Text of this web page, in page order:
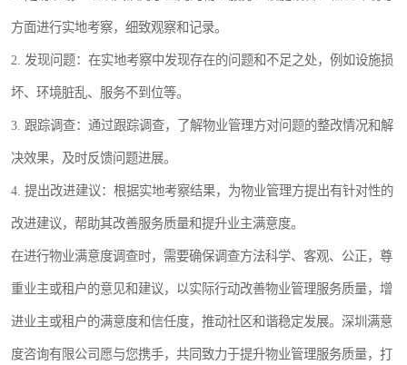
方面进行实地考察，细致观察和记录。
2. 发现问题：在实地考察中发现存在的问题和不足之处，例如设施损
坏、环境脏乱、服务不到位等。
3. 跟踪调查：通过跟踪调查，了解物业管理方对问题的整改情况和解
决效果，及时反馈问题进展。
4. 提出改进建议：根据实地考察结果，为物业管理方提出有针对性的
改进建议，帮助其改善服务质量和提升业主满意度。
在进行物业满意度调查时，需要确保调查方法科学、客观、公正，尊
重业主或租户的意见和建议，以实际行动改善物业管理服务质量，增
进业主或租户的满意度和信任度，推动社区和谐稳定发展。深圳满意
度咨询有限公司愿与您携手，共同致力于提升物业管理服务质量，打